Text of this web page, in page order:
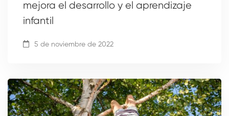
mejora el desarrollo y el aprendizaje
infantil
5 de noviembre de 2022